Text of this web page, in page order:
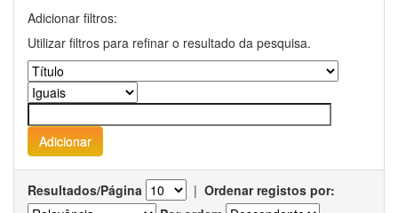
Adicionar filtros:
Utilizar filtros para refinar o resultado da pesquisa.
Resultados/Página | Ordenar registos por: